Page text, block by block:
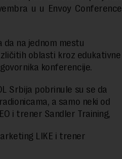
u u Envoy Conference
da na jednom mestu
oblasti kroz edukativne
konferencije.
Srbija pobrinule su se da
a samo neki od
i trener Sandler Training,
LIKE i trener